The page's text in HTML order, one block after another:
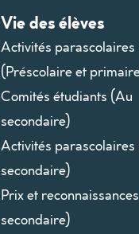
Vie des élèves
Activités parascolaires
(Préscolaire et
Comités étudiants (Au
secondaire)
Activités parascolaires
secondaire)
Prix et
secondaire)